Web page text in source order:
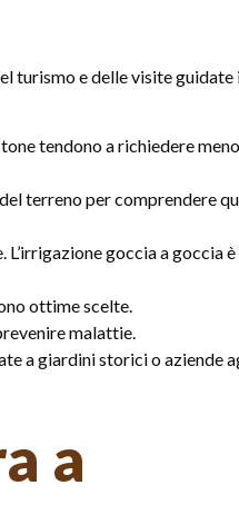
turismo e delle visite
tendono a richiedere
terreno per comprendere
goccia a goccia
ottime scelte.
malattie.
a giardini storici o aziende
a